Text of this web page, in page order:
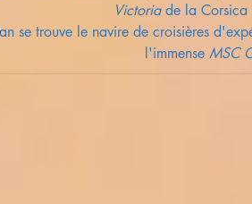
Victoriade la Corsica
se trouve le navire de croisières
l'immense MSC